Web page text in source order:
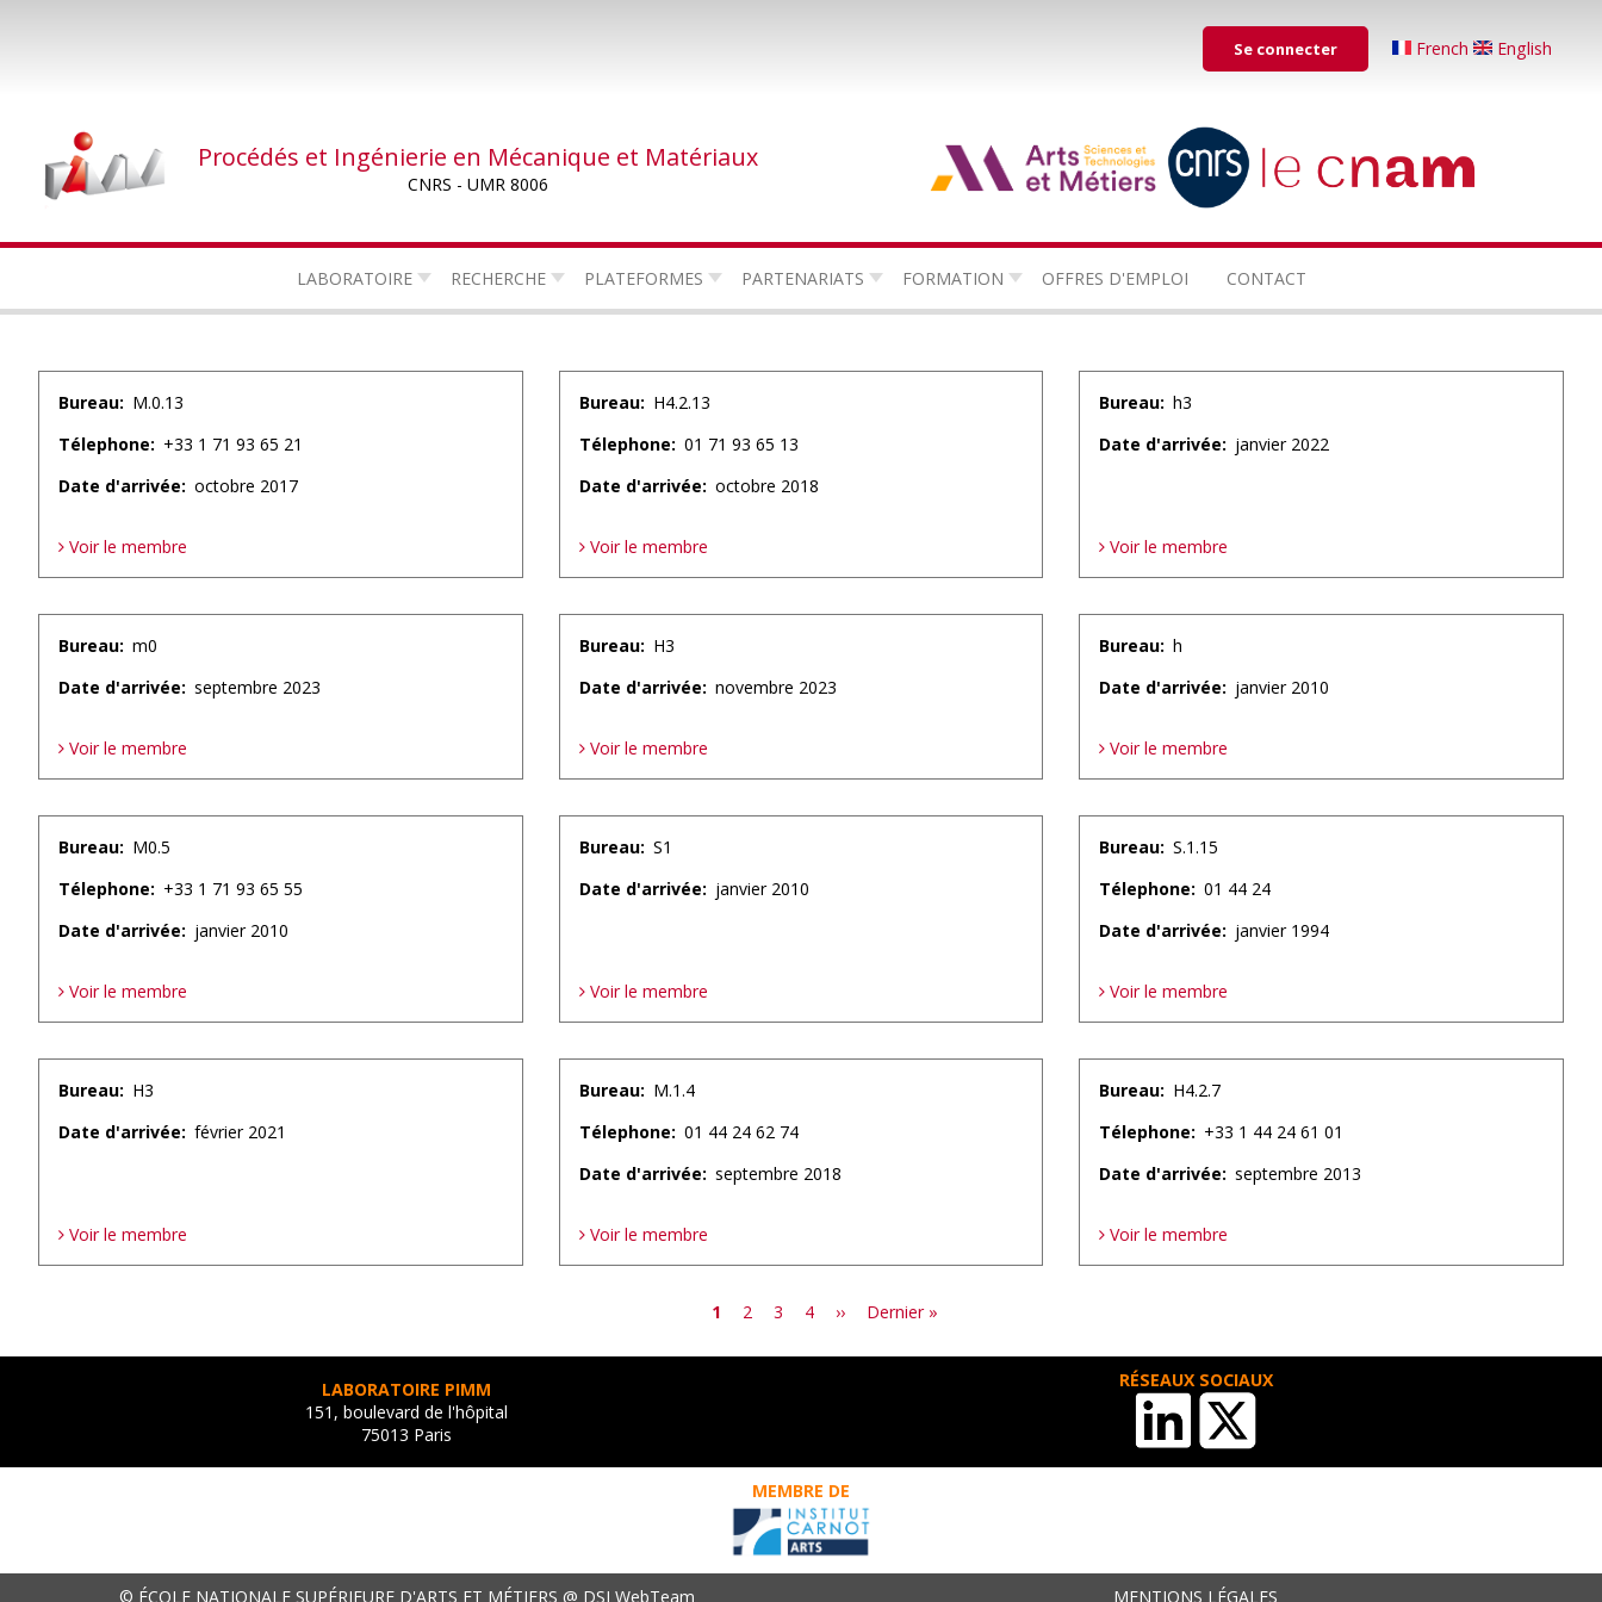
Menu
du
de
l'utilisateur
Se connecter French English
Procédés et Ingénierie en Mécanique et Matériaux
CNRS - UMR 8006
LABORATOIRE RECHERCHE PLATEFORMES PARTENARIATS FORMATION OFFRES D'EMPLOI CONTACT
Bureau
M.0.13
Télephone
+33 1 71 93 65 21
Date d'arrivée
octobre 2017
Voir le membre
Bureau
H4.2.13
Télephone
01 71 93 65 13
Date d'arrivée
octobre 2018
Voir le membre
Bureau h3
Date d'arrivée
janvier 2022
Voir le membre
Bureau m0
Date d'arrivée
septembre 2023
Voir le membre
Bureau
H3
Date d'arrivée
novembre 2023
Voir le membre
Bureau h
Date d'arrivée
janvier 2010
Voir le membre
Bureau
M0.5
Télephone
+33 1 71 93 65 55
Date d'arrivée
janvier 2010
Voir le membre
Bureau S1
Date d'arrivée
janvier 2010
Voir le membre
Bureau S.1.15
Télephone
01 44 24
Date d'arrivée
janvier 1994
Voir le membre
Bureau
H3
Date d'arrivée
février 2021
Voir le membre
Bureau
M.1.4
Télephone
01 44 24 62 74
Date d'arrivée
septembre 2018
Voir le membre
Bureau
H4.2.7
Télephone
+33 1 44 24 61 01
Date d'arrivée
septembre 2013
Voir le membre
Page
1 Page
2 Page
3 Page
4
Page
››
Dernière
Dernier »
LABORATOIRE PIMM
151, boulevard de l'hôpital
75013 Paris
RÉSEAUX SOCIAUX
MEMBRE DE
© ÉCOLE NATIONALE SUPÉRIEURE D'ARTS ET MÉTIERS @ DSI WebTeam MENTIONS LÉGALES